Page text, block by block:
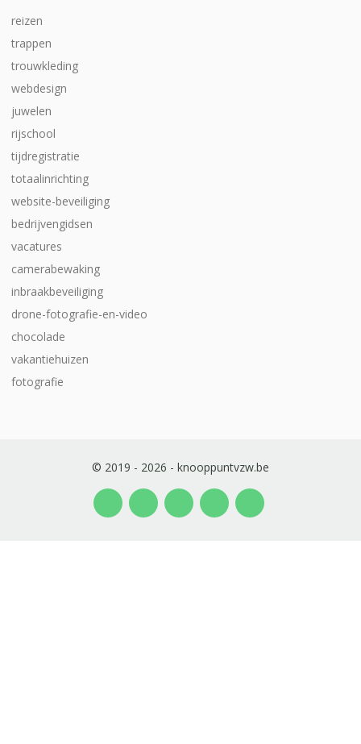
reizen
trappen
trouwkleding
webdesign
juwelen
rijschool
tijdregistratie
totaalinrichting
website-beveiliging
bedrijvengidsen
vacatures
camerabewaking
inbraakbeveiliging
drone-fotografie-en-video
chocolade
vakantiehuizen
fotografie
© 2019 - 2026 - knooppuntvzw.be